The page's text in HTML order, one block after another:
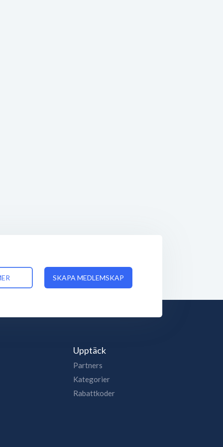
SKAPA MEDLEMSKAP
Upptäck
Partners
Kategorier
Rabattkoder